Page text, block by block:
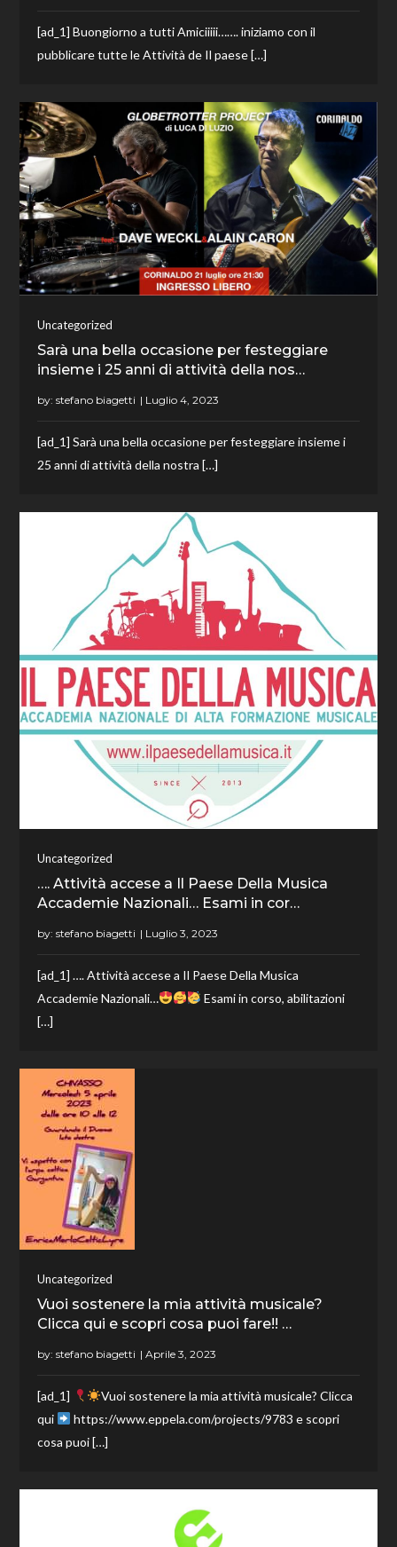
[ad_1] Buongiorno a tutti Amiciiiii……. iniziamo con il
pubblicare tutte le Attività de Il paese […]
Uncategorized
Sarà una bella occasione per festeggiare
insieme i 25 anni di attività della nos…
by:stefano biagetti
[ad_1] Sarà una bella occasione per festeggiare insieme i
25 anni di attività della nostra […]
Uncategorized
…. Attività accese a Il Paese Della Musica
Accademie Nazionali… Esami in cor…
by:stefano biagetti
[ad_1] …. Attività accese a Il Paese Della Musica
Accademie Nazionali…
Esami in corso, abilitazioni
[…]
Uncategorized
Vuoi sostenere la mia attività musicale?
Clicca qui e scopri cosa puoi fare!! …
by:stefano biagetti
[ad_1]
Vuoi sostenere la mia attività musicale? Clicca
qui
https://www.eppela.com/projects/9783 e scopri
cosa puoi […]